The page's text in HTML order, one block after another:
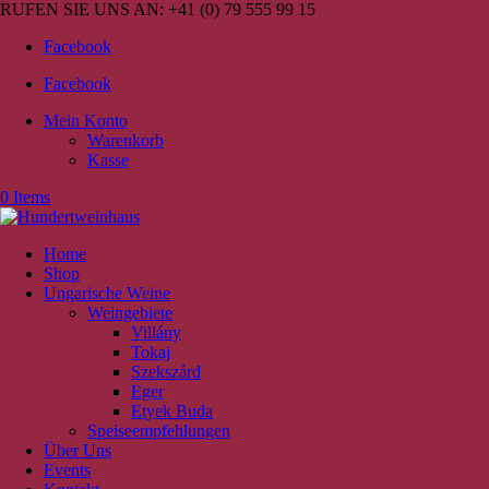
RUFEN SIE UNS AN: +41 (0) 79 555 99 15
Facebook
Facebook
Mein Konto
Warenkorb
Kasse
0 Items
Home
Shop
Ungarische Weine
Weingebiete
Villány
Tokaj
Szekszárd
Eger
Etyek Buda
Speiseempfehlungen
Über Uns
Events